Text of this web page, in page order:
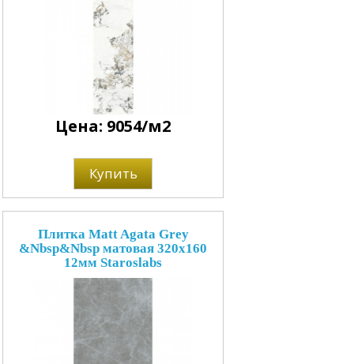
Цена: 9054/м2
Купить
Плитка Matt Agata Grey
&Nbsp&Nbsp матовая 320x160
12мм Staroslabs